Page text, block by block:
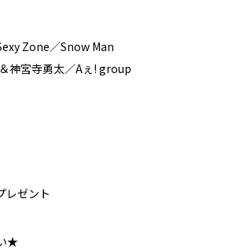
Zone／Snow Man
神宮寺勇太／Aぇ! group
レゼント
★